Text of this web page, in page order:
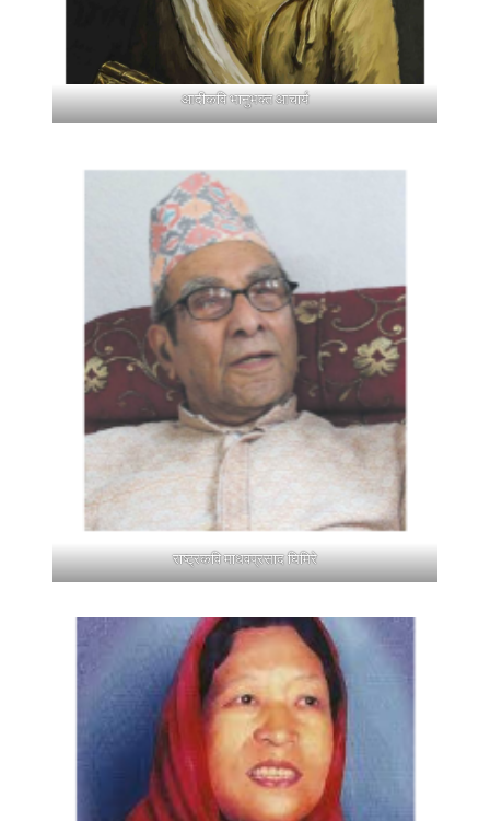
आदीकवि भानुभक्त आचार्य
राष्ट्रकवि माधवप्रसाद घिमिरे